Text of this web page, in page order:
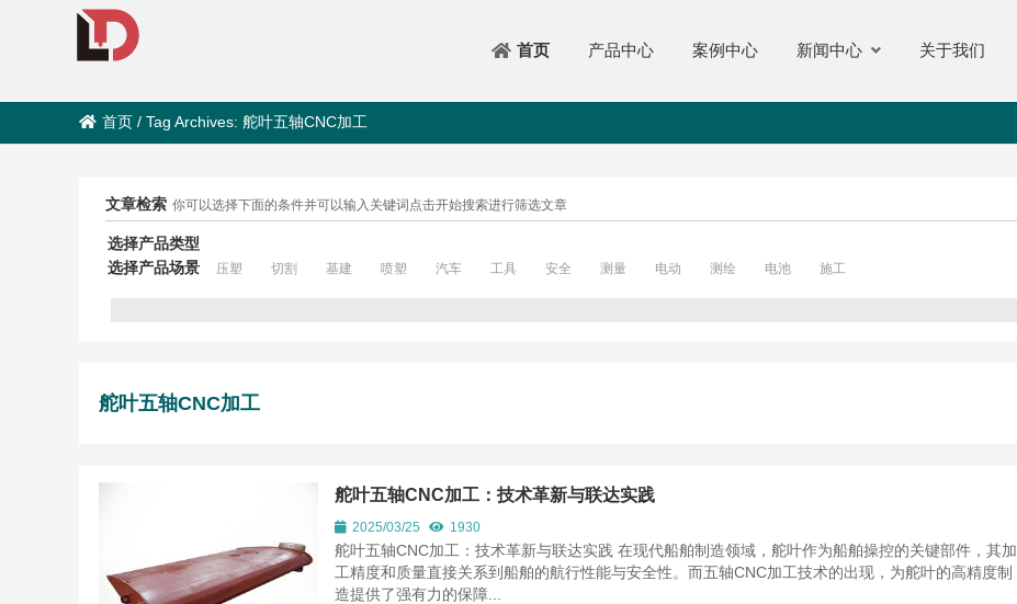
首页 产品中心 案例中心 新闻中心 关于我们
首页 / Tag Archives: 舵叶五轴CNC加工
文章检索 你可以选择下面的条件并可以输入关键词点击开始搜索进行筛选文章
选择产品类型
选择产品场景
压塑 切割 基建 喷塑 汽车 工具 安全 测量 电动 测绘 电池 施工
舵叶五轴CNC加工
舵叶五轴CNC加工：技术革新与联达实践
2025/03/25 1930
舵叶五轴CNC加工：技术革新与联达实践 在现代船舶制造领域，舵叶作为船舶操控的关键部件，其加
工精度和质量直接关系到船舶的航行性能与安全性。而五轴CNC加工技术的出现，为舵叶的高精度制
造提供了强有力的保障...